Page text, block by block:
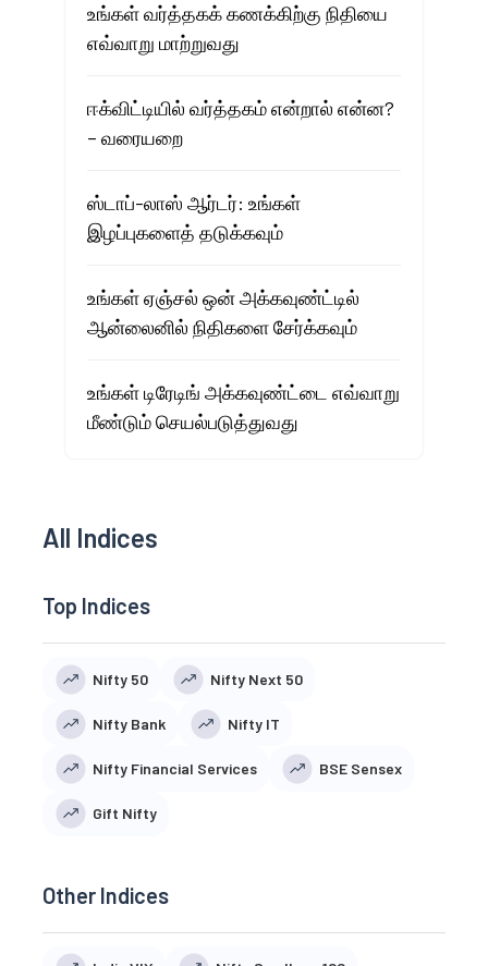
உங்கள் வர்த்தகக் கணக்கிற்கு நிதியை
எவ்வாறு மாற்றுவது
ஈக்விட்டியில் வர்த்தகம் என்றால் என்ன?
– வரையறை
ஸ்டாப்-லாஸ் ஆர்டர்: உங்கள்
இழப்புகளைத் தடுக்கவும்
உங்கள் ஏஞ்சல் ஒன் அக்கவுண்ட்டில்
ஆன்லைனில் நிதிகளை சேர்க்கவும்
உங்கள் டிரேடிங் அக்கவுண்ட்டை எவ்வாறு
மீண்டும் செயல்படுத்துவது
All Indices
Top Indices
Nifty 50 Nifty Next 50
Nifty Bank Nifty IT
Nifty Financial Services BSE Sensex
Gift Nifty
Other Indices